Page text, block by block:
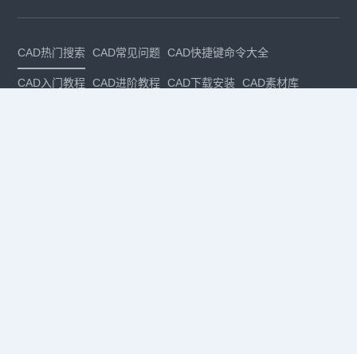
CAD热门搜索 CAD常见问题 CAD快捷键命令大全
CAD入门教程 CAD进阶教程 CAD下载安装 CAD素材库